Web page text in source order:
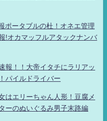
ポータブルの杜！オネエ管理
!オカマッフルアタックナンバ
報！！大帝イタチにラリアッ
パイルドライバー
エリーちゃん人形！豆腐メ
ーのぬいぐるみ男子末路編